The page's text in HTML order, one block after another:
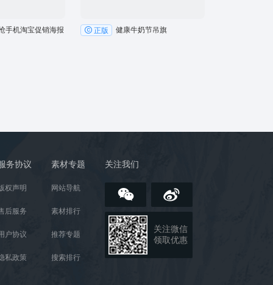
手机淘宝促销海报 正版 健康牛奶节吊旗
务协议
权声明
后服务
户协议
私政策
素材专题
网站导航
素材排行
推荐专题
搜索排行
关注我们
关注微信
领取优惠